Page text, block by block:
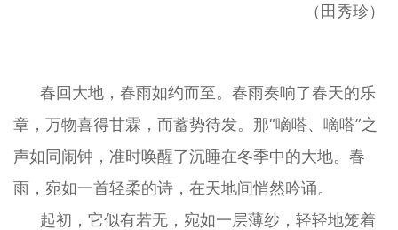
（田秀珍）
春回大地，春雨如约而至。春雨奏响了春天的乐
章，万物喜得甘霖，而蓄势待发。那“嘀嗒、嘀嗒”之
声如同闹钟，准时唤醒了沉睡在冬季中的大地。春
雨，宛如一首轻柔的诗，在天地间悄然吟诵。
起初，它似有若无，宛如一层薄纱，轻轻地笼着